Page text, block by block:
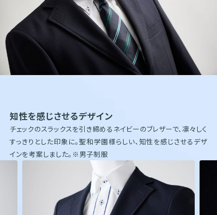
サステナビリティ
企業情報
採用情報
お問い合わせ
株式会社オンワードホールディングス
〒102－8115
東京都千代田区飯田橋二丁目10－10
TEL：03-5226-1333
Copyright(C)2025 Onward Corporate Design CO., Ltd.
個人情報保護方針
電子公告（2024年3月28日以前）
知性を感じさせるデザイン
チェックのスラックスを引き締めるネイビーのブレザーで、凛々しく
すっきりとした印象に。聖和学園様らしい、知性を感じさせるデザ
インを考案しました。※男子制服